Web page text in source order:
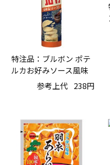
特注品：ブルボン ポテ
ルカお好みソース風味
参考上代 238円